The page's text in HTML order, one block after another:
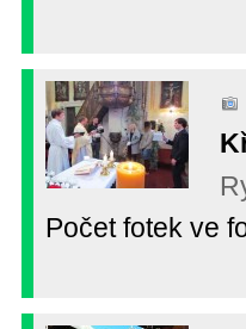
Počet fotek ve